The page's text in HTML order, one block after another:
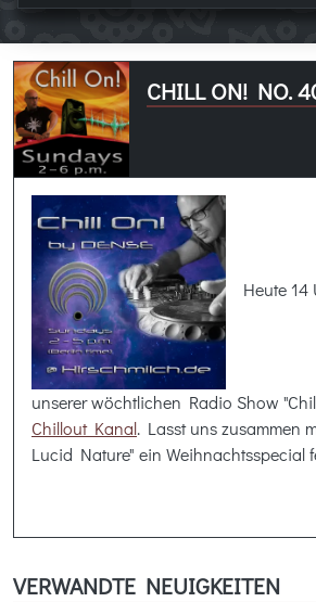
CHILL ON! NO.
Heute 14
unserer wöchtlichen Radio Show
Chillout Kanal. Lasst uns zusammen
Lucid Nature" ein Weihnachtsspecial
VERWANDTE NEUIGKEITEN